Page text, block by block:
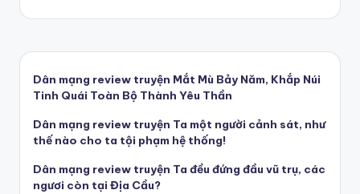
Dân mạng review truyện Mắt Mù Bảy Năm, Khắp Núi
Tinh Quái Toàn Bộ Thành Yêu Thần
Dân mạng review truyện Ta một người cảnh sát, như
thế nào cho ta tội phạm hệ thống!
Dân mạng review truyện Ta đều đứng đầu vũ trụ, các
ngươi còn tại Địa Cầu?